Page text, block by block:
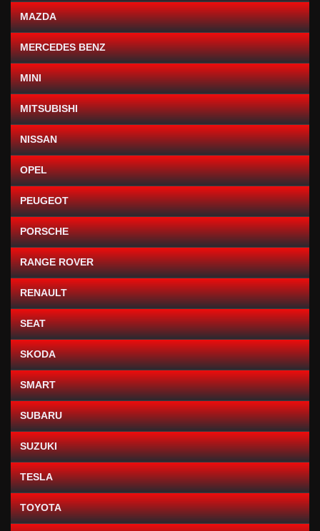
MAZDA
MERCEDES BENZ
MINI
MITSUBISHI
NISSAN
OPEL
PEUGEOT
PORSCHE
RANGE ROVER
RENAULT
SEAT
SKODA
SMART
SUBARU
SUZUKI
TESLA
TOYOTA